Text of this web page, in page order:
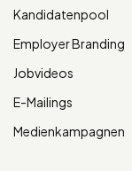
Kandidatenpool
Employer Branding
Jobvideos
E-Mailings
Medienkampagnen